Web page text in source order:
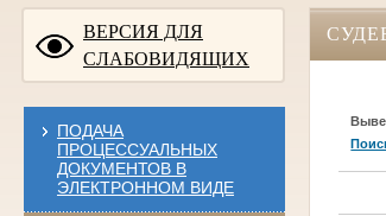
ВЕРСИЯ ДЛЯ
СЛАБОВИДЯЩИХ
ПОДАЧА
ПРОЦЕССУАЛЬНЫХ
ДОКУМЕНТОВ В
ЭЛЕКТРОННОМ ВИДЕ